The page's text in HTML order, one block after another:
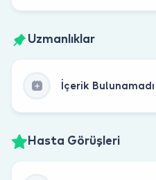
Uzmanlıklar
İçerik Bulunamadı
Hasta Görüşleri